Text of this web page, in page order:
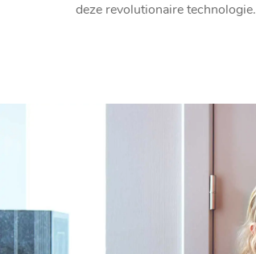
deze revolutionaire technologie.